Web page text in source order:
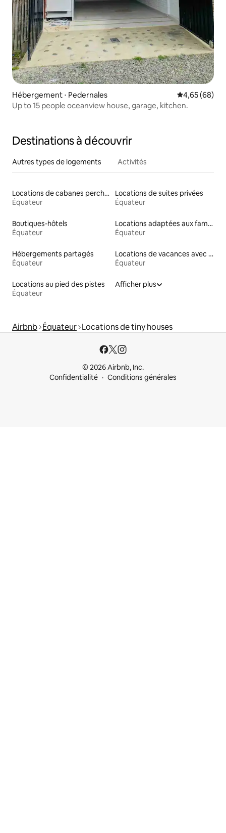
Hébergement ⋅ Pedernales Évaluation
4,65 (68)
Up to 15 people oceanview house, garage, kitchen.
Destinations à découvrir
Autres types de logements Activités
Locations de cabanes perchées
Équateur
Locations de suites privées
Équateur
Boutiques-hôtels
Équateur
Locations adaptées aux familles
Équateur
Hébergements partagés
Équateur
Locations de vacances avec piscine
Équateur
Locations au pied des pistes
Équateur
Afficher plus
Airbnb Équateur Locations de tiny houses
© 2026 Airbnb, Inc.
Confidentialité
Conditions générales